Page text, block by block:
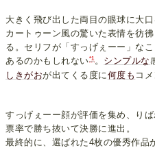
大きく飛び出した両目の眼球に大
カートゥーン風の驚いた表情を彷
る。セリフが「すっげぇーー」な
あるのかもしれない*1。 シンプルな
しきがおが出てくる度に 何度も コ
すっげぇーー顔が評価を集め、り
票率で勝ち抜いて決勝に進出。
最終的に、選ばれた4枚の優秀作品